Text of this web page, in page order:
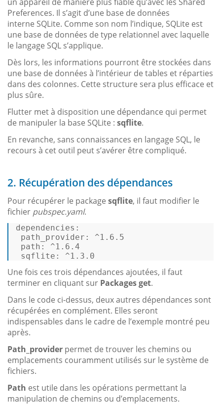
Preferences. Il s’agit d’une base de données
interne SQLite. Comme son nom l’indique, SQLite est
une base de données de type relationnel avec laquelle
le langage SQL s’applique.
Dès lors, les informations pourront être stockées dans
une base de données à l’intérieur de tables et réparties
dans des colonnes. Cette structure sera plus efficace et
plus sûre.
Flutter met à disposition une dépendance qui permet
de manipuler la base SQLite : sqflite.
En revanche, sans connaissances en langage SQL, le
recours à cet outil peut s’avérer être compliqué.
2. Récupération des dépendances
Pour récupérer le package sqflite, il faut modifier le
fichier pubspec.yaml.
dependencies:
path_provider:
^1.6.5
path:
^1.6.4
sqflite:
^1.3.0
Une fois ces trois dépendances ajoutées, il faut
terminer en cliquant sur Packages get.
Dans le code ci-dessus, deux autres dépendances sont
récupérées en complément. Elles seront
indispensables dans le cadre de l’exemple montré peu
après.
Path_provider permet de trouver les chemins ou
emplacements couramment utilisés sur le système de
fichiers.
Path est utile dans les opérations permettant la
manipulation de chemins ou d’emplacements.